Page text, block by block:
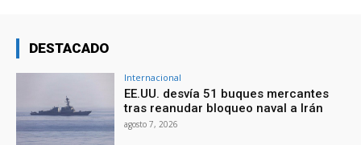
DESTACADO
Internacional
EE.UU. desvía 51 buques mercantes
tras reanudar bloqueo naval a Irán
agosto 7, 2026